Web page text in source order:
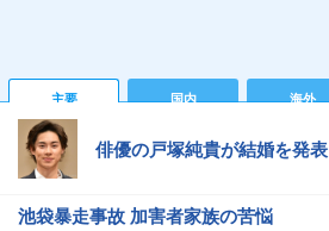
主要 国内 海外
俳優の戸塚純貴が結婚を発表
池袋暴走事故 加害者家族の苦悩